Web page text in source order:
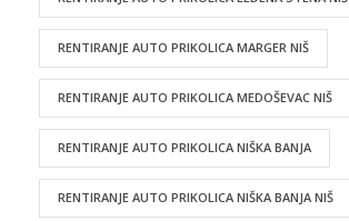
RENTIRANJE AUTO PRIKOLICA MARGER NIŠ
RENTIRANJE AUTO PRIKOLICA MEDOŠEVAC NIŠ
RENTIRANJE AUTO PRIKOLICA NIŠKA BANJA
RENTIRANJE AUTO PRIKOLICA NIŠKA BANJA NIŠ